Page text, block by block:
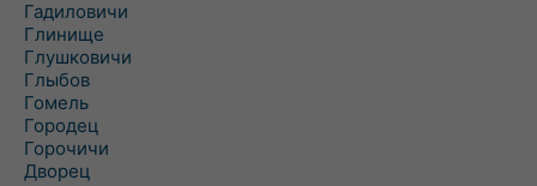
Гадиловичи
Глинище
Глушковичи
Глыбов
Гомель
Городец
Горочичи
Дворец